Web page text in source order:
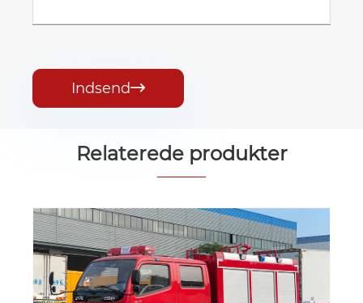
Indsend
Relaterede produkter